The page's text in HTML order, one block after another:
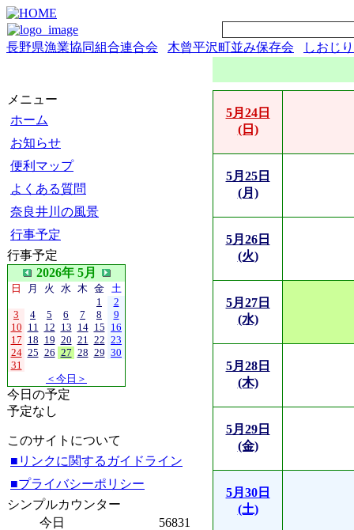
長野県漁業協同組合連合会 木曾平沢町並み保存会 しおじ
メニュー
ホーム
お知らせ
便利マップ
よくある質問
奈良井川の風景
行事予定
行事予定
2026年 5月
日 月 火 水 木 金 土
1
2
3
4 5 6 7 8
9
10 11 12 13 14 15 16
17 18 19 20 21 22 23
24 25 26 27 28 29 30
31
＜今日＞
今日の予定
予定なし
このサイトについて
■リンクに関するガイドライン
■プライバシーポリシー
シンプルカウンター
今日
56831
5月24日
(日)
5月25日
(月)
5月26日
(火)
5月27日
(水)
5月28日
(木)
5月29日
(金)
5月30日
(土)